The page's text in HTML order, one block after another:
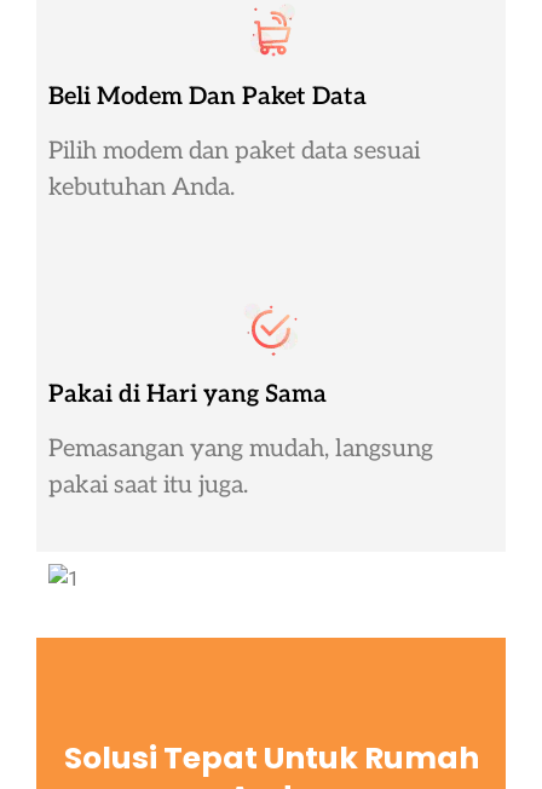
Beli Modem Dan Paket Data
Pilih modem dan paket data sesuai
kebutuhan Anda.
Pakai di Hari yang Sama
Pemasangan yang mudah, langsung
pakai saat itu juga.
Solusi Tepat Untuk Rumah